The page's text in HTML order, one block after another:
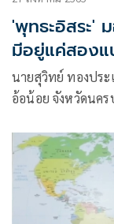
'พุทธะอิสระ'
มีอยู่แค่สองแ
นายสุวิทย์ ทองประ
อ้อน้อย จังหวัดนคร